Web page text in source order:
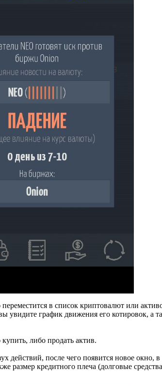
в список криптовалют или
увидите график движения его котировок, а
либо продать актив.
действий, после чего появится новое окно,
размер кредитного плеча (долговые